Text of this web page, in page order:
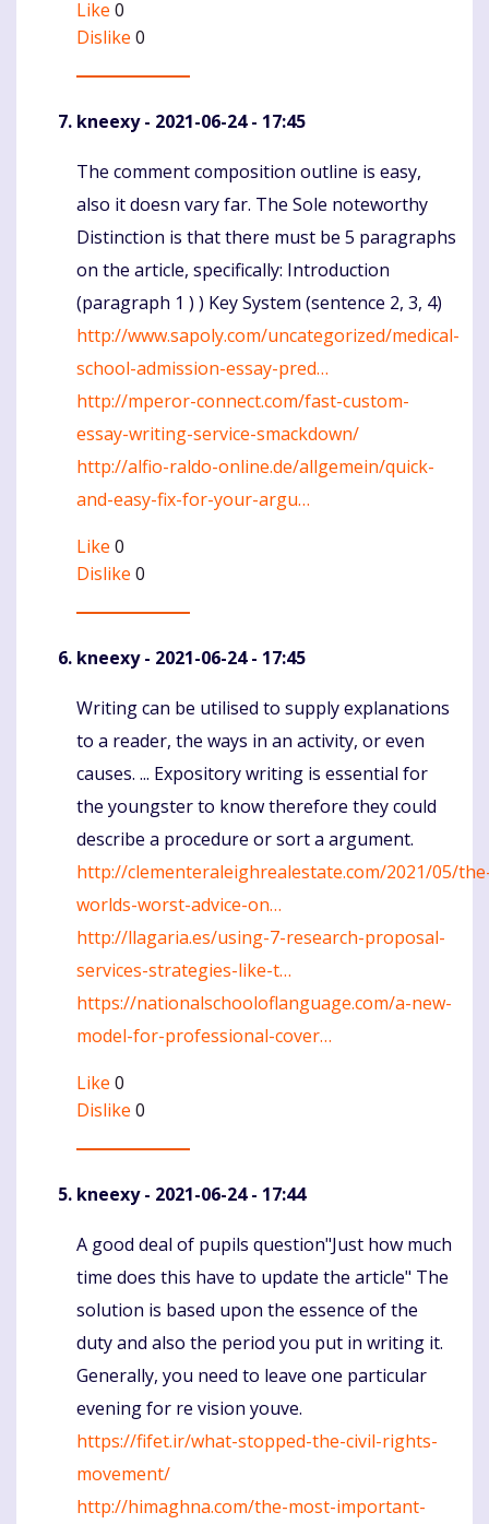
Like 0
Dislike 0
kneexy- 2021-06-24 - 17:45
Komentaras
The comment composition outline is easy,
also it doesn vary far. The Sole noteworthy
Distinction is that there must be 5 paragraphs
on the article, specifically: Introduction
(paragraph 1 ) ) Key System (sentence 2, 3, 4)
http://www.sapoly.com/uncategorized/medical-
school-admission-essay-pred…
http://mperor-connect.com/fast-custom-
essay-writing-service-smackdown/
http://alfio-raldo-online.de/allgemein/quick-
and-easy-fix-for-your-argu…
Like 0
Dislike 0
kneexy- 2021-06-24 - 17:45
Komentaras
Writing can be utilised to supply explanations
to a reader, the ways in an activity, or even
causes. ... Expository writing is essential for
the youngster to know therefore they could
describe a procedure or sort a argument.
http://clementeraleighrealestate.com/2021/05/
worlds-worst-advice-on…
http://llagaria.es/using-7-research-proposal-
services-strategies-like-t…
https://nationalschooloflanguage.com/a-new-
model-for-professional-cover…
Like 0
Dislike 0
kneexy- 2021-06-24 - 17:44
Komentaras
A good deal of pupils question"Just how much
time does this have to update the article" The
solution is based upon the essence of the
duty and also the period you put in writing it.
Generally, you need to leave one particular
evening for re vision youve.
https://fifet.ir/what-stopped-the-civil-rights-
movement/
http://himaghna.com/the-most-important-